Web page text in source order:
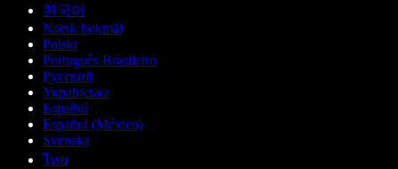
한국어
Norsk bokmål
Polski
Português Brasileiro
Русский
Українська
Español
Español (México)
Svenska
ไทย